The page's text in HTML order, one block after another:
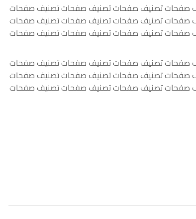
صفحات تصنيف صفحات تصنيف صفحات تصنيف صفحات
صفحات تصنيف صفحات تصنيف صفحات تصنيف صفحات
صفحات تصنيف صفحات تصنيف صفحات تصنيف صفحات
صفحات تصنيف صفحات تصنيف صفحات تصنيف صفحات
صفحات تصنيف صفحات تصنيف صفحات تصنيف صفحات
صفحات تصنيف صفحات تصنيف صفحات تصنيف صفحات